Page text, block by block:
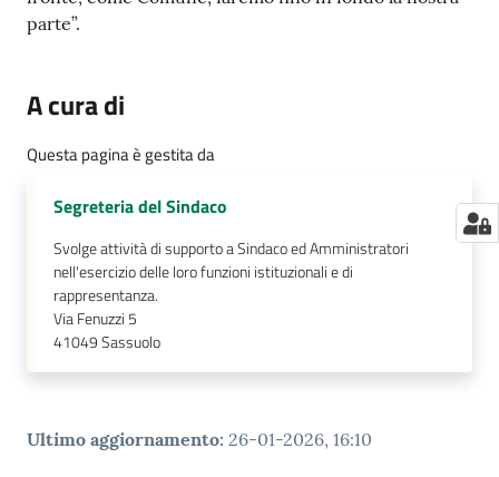
parte”.
A cura di
Questa pagina è gestita da
Segreteria del Sindaco
Svolge attività di supporto a Sindaco ed Amministratori
nell'esercizio delle loro funzioni istituzionali e di
rappresentanza.
Via Fenuzzi 5
41049Sassuolo
Ultimo aggiornamento: 26-01-2026, 16:10